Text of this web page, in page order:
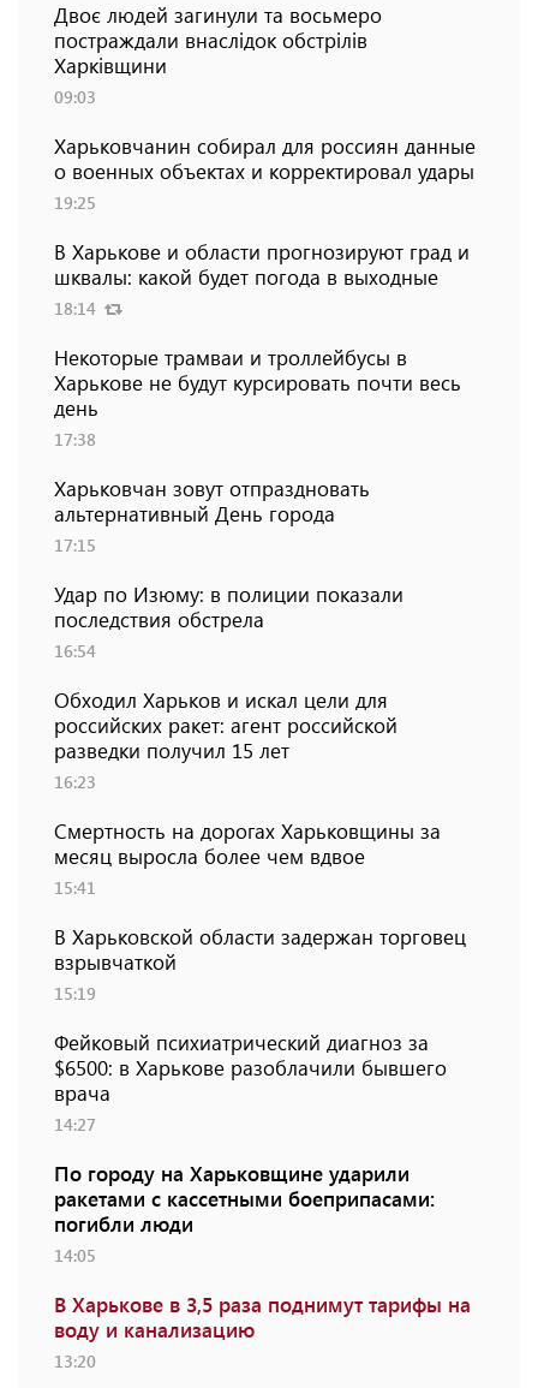
Двоє людей загинули та восьмеро
постраждали внаслідок обстрілів
Харківщини
09:03
Харьковчанин собирал для россиян данные
о военных объектах и ​​корректировал удары
19:25
В Харькове и области прогнозируют град и
шквалы: какой будет погода в выходные
18:14
Некоторые трамваи и троллейбусы в
Харькове не будут курсировать почти весь
день
17:38
Харьковчан зовут отпраздновать
альтернативный День города
17:15
Удар по Изюму: в полиции показали
последствия обстрела
16:54
Обходил Харьков и искал цели для
российских ракет: агент российской
разведки получил 15 лет
16:23
Смертность на дорогах Харьковщины за
месяц выросла более чем вдвое
15:41
В Харьковской области задержан торговец
взрывчаткой
15:19
Фейковый психиатрический диагноз за
$6500: в Харькове разоблачили бывшего
врача
14:27
По городу на Харьковщине ударили
ракетами с кассетными боеприпасами:
погибли люди
14:05
В Харькове в 3,5 раза поднимут тарифы на
воду и канализацию
13:20